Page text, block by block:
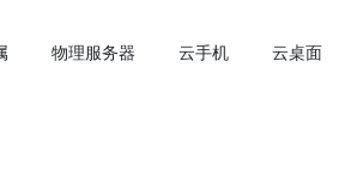
物理服务器 云手机 云桌面